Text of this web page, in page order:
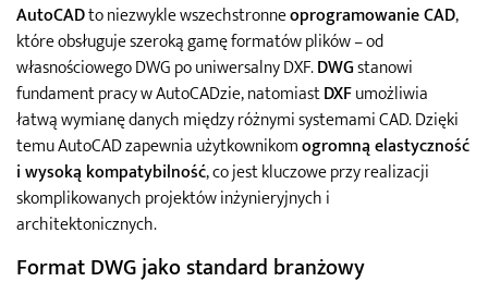
AutoCADto niezwykle wszechstronneoprogramowanie CAD,
które obsługuje szeroką gamę formatów plików – od
własnościowego DWG po uniwersalny DXF.DWGstanowi
fundament pracy w AutoCADzie, natomiastDXFumożliwia
łatwą wymianę danych między różnymi systemami CAD. Dzięki
temu AutoCAD zapewnia użytkownikomogromną elastyczność
i wysoką kompatybilność, co jest kluczowe przy realizacji
skomplikowanych projektów inżynieryjnych i
architektonicznych.
Format DWG jako standard branżowy